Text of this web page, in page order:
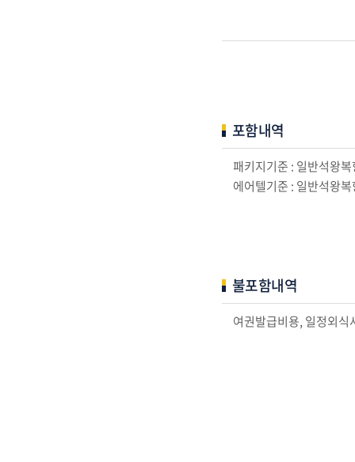
포함내역
패키지기준 : 일반석왕
에어텔기준 : 일반석왕
불포함내역
여권발급비용, 일정외